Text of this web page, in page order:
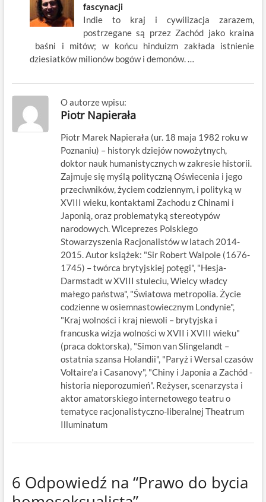
fascynacji
Indie to kraj i cywilizacja zarazem,
postrzegane są przez Zachód jako kraina
baśni i mitów; w końcu hinduizm zakłada istnienie
dziesiatków milionów bogów i demonów. …
O autorze wpisu:
Piotr Napierała
Piotr Marek Napierała (ur. 18 maja 1982 roku w
Poznaniu) – historyk dziejów nowożytnych,
doktor nauk humanistycznych w zakresie historii.
Zajmuje się myślą polityczną Oświecenia i jego
przeciwników, życiem codziennym, i polityką w
XVIII wieku, kontaktami Zachodu z Chinami i
Japonią, oraz problematyką stereotypów
narodowych. Wiceprezes Polskiego
Stowarzyszenia Racjonalistów w latach 2014-
2015. Autor książek: "Sir Robert Walpole (1676-
1745) – twórca brytyjskiej potęgi", "Hesja-
Darmstadt w XVIII stuleciu, Wielcy władcy
małego państwa", "Światowa metropolia. Życie
codzienne w osiemnastowiecznym Londynie",
"Kraj wolności i kraj niewoli – brytyjska i
francuska wizja wolności w XVII i XVIII wieku"
(praca doktorska), "Simon van Slingelandt –
ostatnia szansa Holandii", "Paryż i Wersal czasów
Voltaire'a i Casanovy", "Chiny i Japonia a Zachód -
historia nieporozumień". Reżyser, scenarzysta i
aktor amatorskiego internetowego teatru o
tematyce racjonalistyczno-liberalnej Theatrum
Illuminatum
6 Odpowiedź na “Prawo do bycia